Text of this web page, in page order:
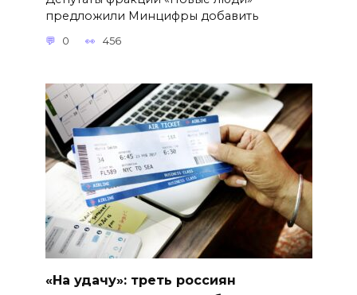
предложили Минцифры добавить
0 456
«На удачу»: треть россиян